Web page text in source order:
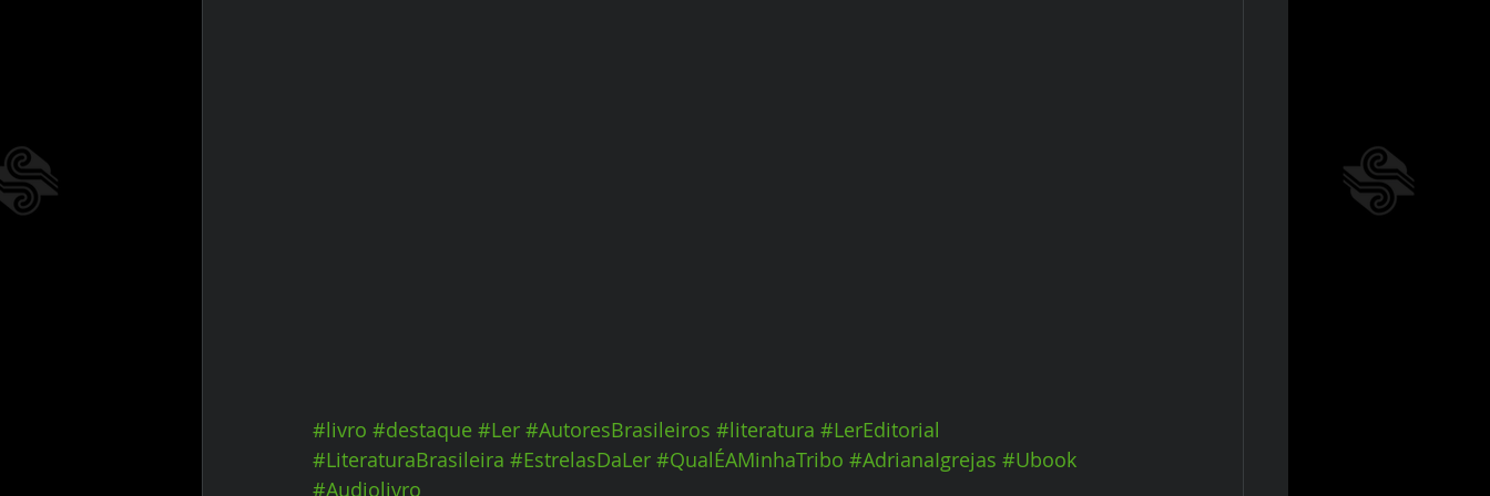
#livro #destaque #Ler #AutoresBrasileiros #literatura #LerEditorial
#LiteraturaBrasileira #EstrelasDaLer #QualÉAMinhaTribo #AdrianaIgrejas #Ubook
#Audiolivro